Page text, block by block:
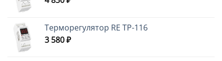
Терморегулятор RE ТР-116
3 580₽